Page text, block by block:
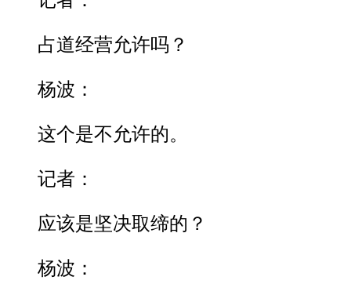
占道经营允许吗？
杨波：
这个是不允许的。
记者：
应该是坚决取缔的？
杨波：